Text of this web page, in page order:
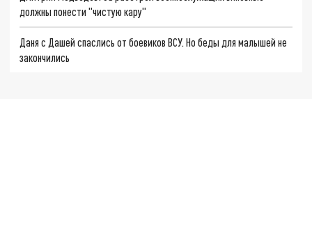
должны понести "чистую кару"
Даня с Дашей спаслись от боевиков ВСУ. Но беды для малышей не
закончились